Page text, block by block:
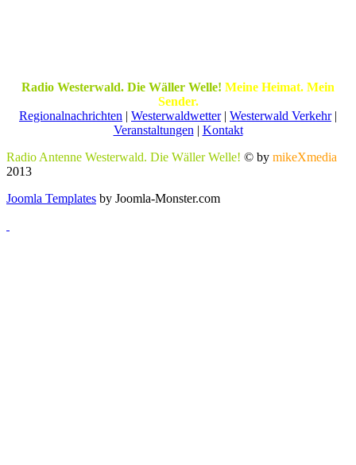
Radio Westerwald. Die Wäller Welle! Meine Heimat. Mein
Sender.
Regionalnachrichten | Westerwaldwetter| Westerwald Verkehr|
Veranstaltungen | Kontakt
Radio Antenne Westerwald. Die Wäller Welle! © by mikeXmedia
2013
Joomla Templates by Joomla-Monster.com